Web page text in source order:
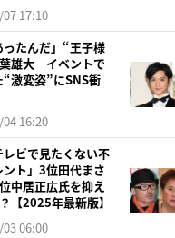
17:10
ったんだ」“王子様
雄大 イベントで
“激変姿”にSNS衝
16:20
レビで見たくない不
ト」3位田代まさ
中居正広氏を抑え
【2025年最新版】
06:00